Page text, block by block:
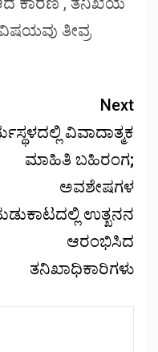
ತೀವ್ರ
Next
ವಿವಾದಾತ್ಮಕ
ಮಾಹಿತಿ ಬಹಿರಂಗ;
ಅವಶೇಷಗಳ
ಉತ್ಖನನ
ಆರಂಭಿಸಿದ
ತನಿಖಾಧಿಕಾರಿಗಳು